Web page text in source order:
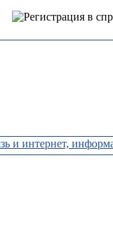
и интернет,